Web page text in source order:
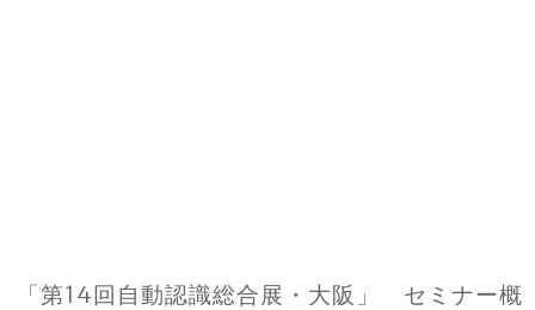
「第14回自動認識総合展・大阪」 セミナー概